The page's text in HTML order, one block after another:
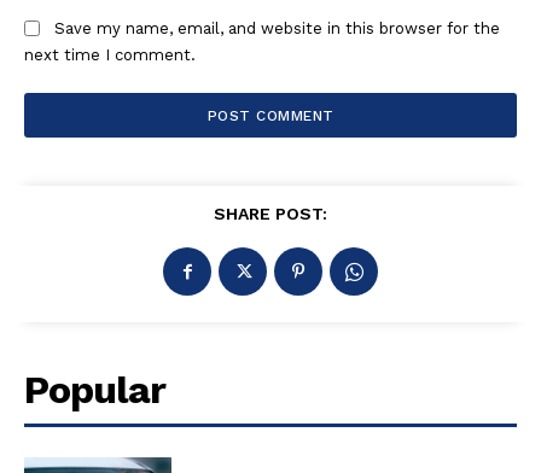
Save my name, email, and website in this browser for the
next time I comment.
SHARE POST:
Popular